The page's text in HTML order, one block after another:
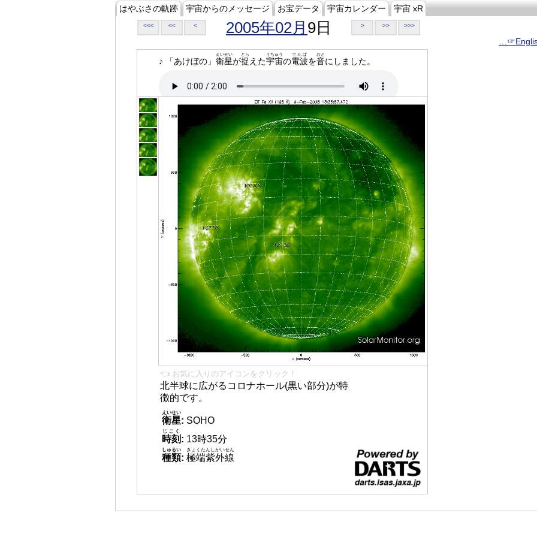
はやぶさの軌跡 宇宙からのメッセージ お宝データ 宇宙カレンダー 宇宙 xR
<<< << < 2005年02月 9日 > >> >>>
♪ 「あけぼの」 衛星
えいせい
が捉
とら
えた宇宙
うちゅう
の電波
でんぱ
を音
おと
にしました。
👈 お気に入りのアイコンをクリック！
北半球に広がるコロナホール(黒い部分)が特
徴的です。
衛星
えいせい
: SOHO
時刻
じこく
: 13時35分
種類
しゅるい
: 極端紫外線
きょくたんしがいせん